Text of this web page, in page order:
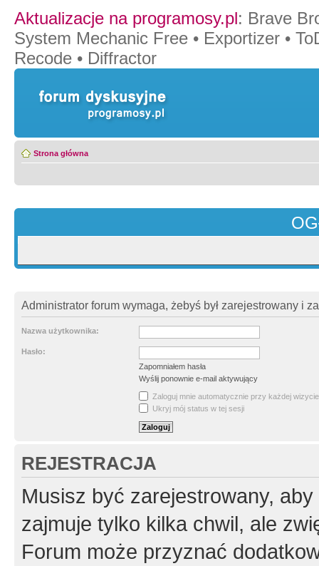
Aktualizacje na programosy.pl: Brave
System Mechanic Free • Exportizer •
Recode • Diffractor
Strona główna
Administrator forum wymaga, żebyś był zarejestrowany i
Nazwa użytkownika:
Hasło:
Zapomniałem hasła
Wyślij ponownie e-mail aktywujący
Zaloguj mnie automatycznie przy każdej wizycie
Ukryj mój status w tej sesji
REJESTRACJA
Musisz być zarejestrowany,
zajmuje tylko kilka chwil, ale
Forum może przyznać